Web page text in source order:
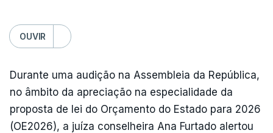
OUVIR
Durante uma audição na Assembleia da República,
no âmbito da apreciação na especialidade da
proposta de lei do Orçamento do Estado para 2026
(OE2026), a juíza conselheira Ana Furtado alertou